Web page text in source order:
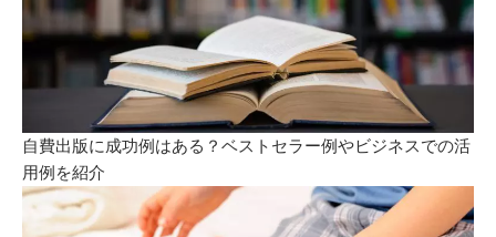
自費出版に成功例はある？ベストセラー例やビジネスでの活
用例を紹介